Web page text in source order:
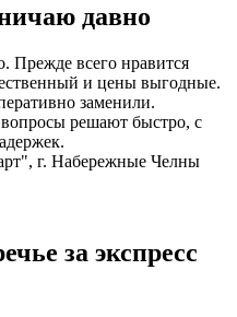
давно
Прежде всего нравится
и цены выгодные.
заменили.
решают быстро, с
г. Набережные Челны
за экспресс